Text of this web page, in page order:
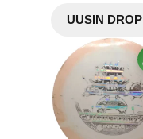
UUSIN DROP